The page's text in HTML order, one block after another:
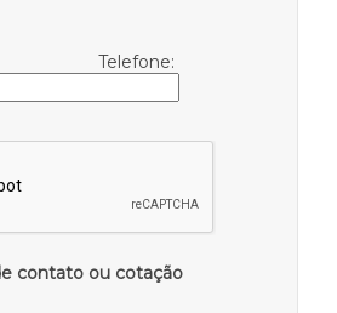
Telefone:
contato ou cotação